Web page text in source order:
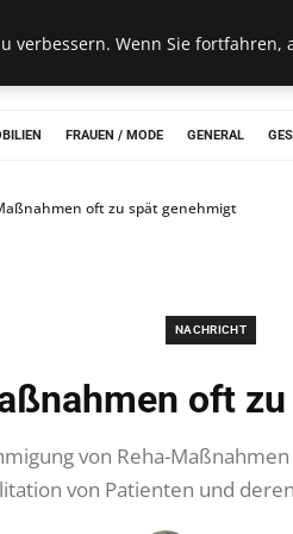
FRAUEN / MODE GENERAL
oft zu spät genehmigt
NACHRICHT
oft
von Reha-
von Patienten und
verbessern. Wenn Sie